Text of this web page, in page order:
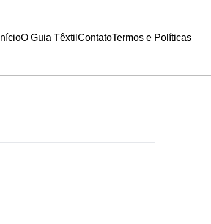
InícioO Guia Têxtil ContatoTermos e Políticas